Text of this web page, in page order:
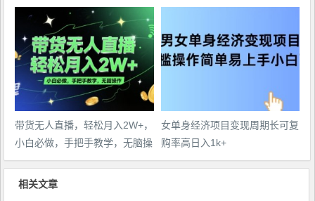
那种
样，日入2张+
带货无人直播，轻松月入2W+，
小白必做，手把手教学，无脑操
作(附学习资料)
女单身经济项目变现周期长可复
购率高日入1k+
相关文章